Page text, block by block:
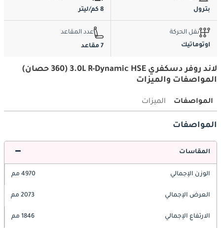
بترول 8 كم/ليتر
نقل الحركة
اوتوماتيك
عدد المقاعد
7 مقاعد
لاند روفر دسكفري 3.0L R-Dynamic HSE (360 حصان)
المواصفات والميزات
المواصفات الميزات
المواصفات
المقاسات
الوزن الإجمالي 4970 مم
العرض الإجمالي 2073 مم
الارتفاع الإجمالي 1846 مم